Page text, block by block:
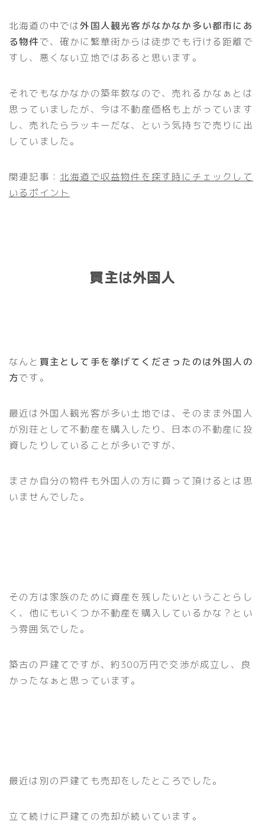
北海道の中では外国人観光客がなかなか多い都市にあ
る物件で、確かに繁華街からは徒歩でも行ける距離で
すし、悪くない立地ではあると思います。
それでもなかなかの築年数なので、売れるかなぁとは
思っていましたが、今は不動産価格も上がっています
し、売れたらラッキーだな、という気持ちで売りに出
していました。
関連記事： 北海道で収益物件を探す時にチェックして
いるポイント
買主は外国人
なんと 買主として手を挙げてくださったのは外国人の
方です。
最近は外国人観光客が多い土地では、そのまま外国人
が別荘として不動産を購入したり、日本の不動産に投
資したりしていることが多いですが、
まさか自分の物件も外国人の方に買って頂けるとは思
いませんでした。
その方は家族のために資産を残したいということらし
く、他にもいくつか不動産を購入しているかな？とい
う雰囲気でした。
築古の戸建てですが、約300万円で交渉が成立し、良
かったなぁと思っています。
最近は別の戸建ても売却をしたところでした。
立て続けに戸建ての売却が続いています。